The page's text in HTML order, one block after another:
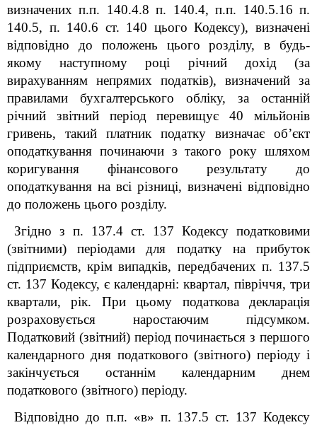
визначених п.п. 140.4.8 п. 140.4, п.п. 140.5.16 п.
140.5, п. 140.6 ст. 140 цього Кодексу), визначені
відповідно до положень цього розділу, в будь-
якому наступному році річний дохід (за
вирахуванням непрямих податків), визначений за
правилами бухгалтерського обліку, за останній
річний звітний період перевищує 40 мільйонів
гривень, такий платник податку визначає об’єкт
оподаткування починаючи з такого року шляхом
коригування фінансового результату до
оподаткування на всі різниці, визначені відповідно
до положень цього розділу.
Згідно з п. 137.4 ст. 137 Кодексу податковими
(звітними) періодами для податку на прибуток
підприємств, крім випадків, передбачених п. 137.5
ст. 137 Кодексу, є календарні: квартал, півріччя, три
квартали, рік. При цьому податкова декларація
розраховується наростаючим підсумком.
Податковий (звітний) період починається з першого
календарного дня податкового (звітного) періоду і
закінчується останнім календарним днем
податкового (звітного) періоду.
Відповідно до п.п. «в» п. 137.5 ст. 137 Кодексу